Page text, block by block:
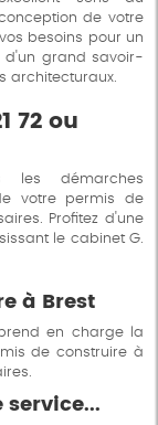
de votre
besoins pour un
d'un grand savoir-
architecturaux.
72 ou
les démarches
votre permis de
Profitez d'une
le cabinet G.
à Brest
en charge la
de construire à